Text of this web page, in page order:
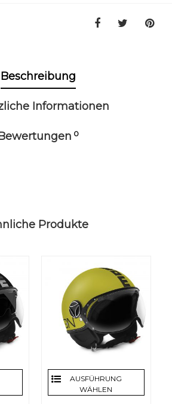
Beschreibung
Informationen
0
Produkte
AUSFÜHRUNG
WÄHLEN